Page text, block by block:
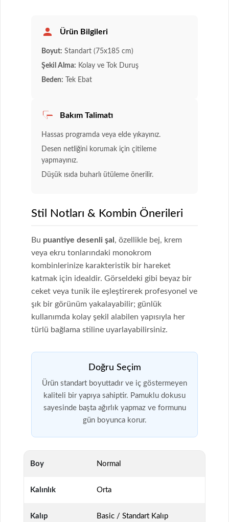
Ürün Bilgileri
Boyut: Standart (75x185 cm)
Şekil Alma: Kolay ve Tok Duruş
Beden: Tek Ebat
Bakım Talimatı
Hassas programda veya elde yıkayınız.
Desen netliğini korumak için çitileme
yapmayınız.
Düşük ısıda buharlı ütüleme önerilir.
Stil Notları & Kombin Önerileri
Bu puantiye desenli şal , özellikle bej, krem
veya ekru tonlarındaki monokrom
kombinlerinize karakteristik bir hareket
katmak için idealdir. Görseldeki gibi beyaz bir
ceket veya tunik ile eşleştirerek profesyonel ve
şık bir görünüm yakalayabilir; günlük
kullanımda kolay şekil alabilen yapısıyla her
türlü bağlama stiline uyarlayabilirsiniz.
Doğru Seçim
Ürün standart boyuttadır ve iç göstermeyen
kaliteli bir yapıya sahiptir. Pamuklu dokusu
sayesinde başta ağırlık yapmaz ve formunu
gün boyunca korur.
Boy Normal
Kalınlık Orta
Kalıp Basic / Standart Kalıp